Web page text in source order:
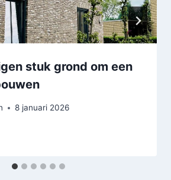
stuk grond om een
8 januari 2026